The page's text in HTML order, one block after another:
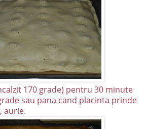
170 grade) pentru 30 minute
sau pana cand placinta prinde
aurie.